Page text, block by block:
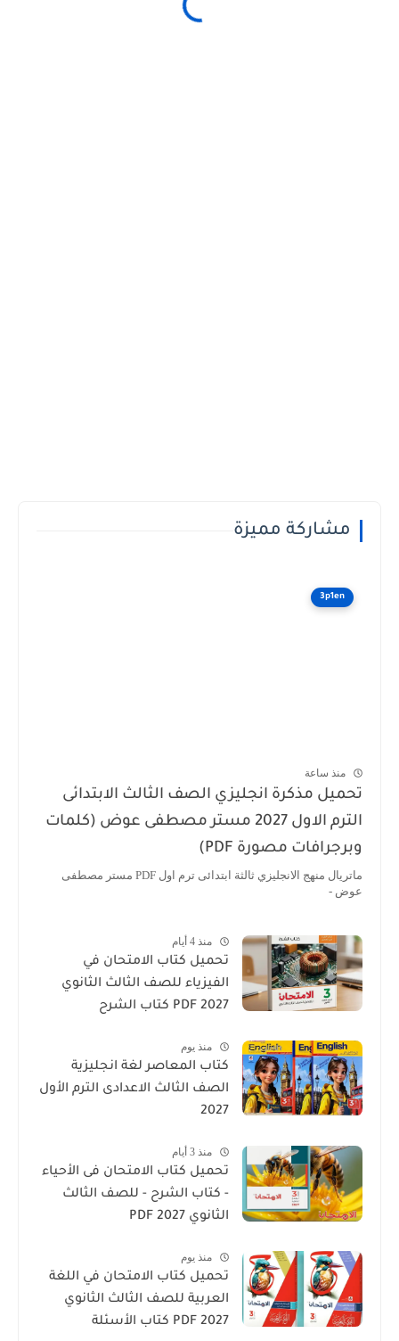
مشاركة مميزة
3p1en
منذ ساعة
تحميل مذكرة انجليزي الصف الثالث الابتدائى
الترم الاول 2027 مستر مصطفى عوض (كلمات
وبرجرافات مصورة PDF)
ماتريال منهج الانجليزي ثالثة ابتدائى ترم اول PDF مستر مصطفى
عوض -
منذ 4 أيام
تحميل كتاب الامتحان في
الفيزياء للصف الثالث الثانوي
2027 PDF كتاب الشرح
منذ يوم
كتاب المعاصر لغة انجليزية
الصف الثالث الاعدادى الترم الأول
2027
منذ 3 أيام
تحميل كتاب الامتحان فى الأحياء
- كتاب الشرح - للصف الثالث
الثانوي 2027 PDF
منذ يوم
تحميل كتاب الامتحان في اللغة
العربية للصف الثالث الثانوي
2027 PDF كتاب الأسئلة